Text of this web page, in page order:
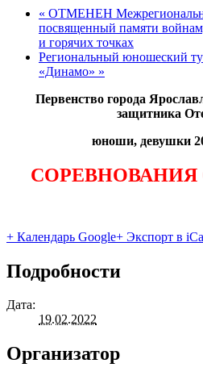
« ОТМЕНЕН
посвященный памяти
и горячих точках
Региональный юношеский
«Динамо» »
Первенство города
защитника
юноши, девушки
+ Календарь Google+ Экспорт в
Подробности
Дата:
19.02.2022
Организатор